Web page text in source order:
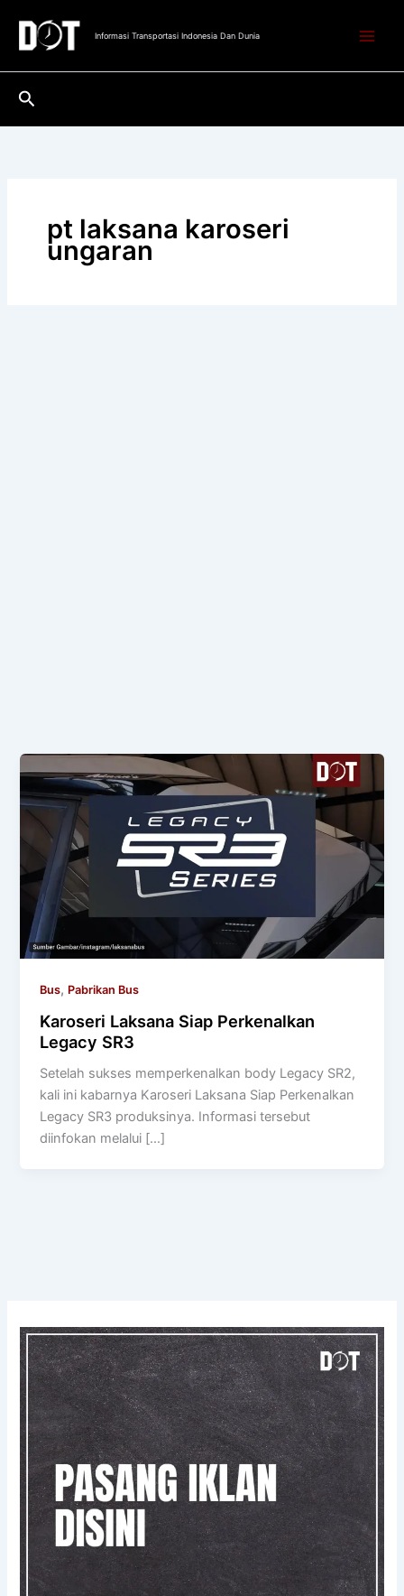
konten
Informasi Transportasi Indonesia Dan Dunia
Cari
pt laksana karoseri
ungaran
Bus, Pabrikan Bus
Karoseri Laksana Siap Perkenalkan
Legacy SR3
Setelah sukses memperkenalkan body Legacy SR2,
kali ini kabarnya Karoseri Laksana Siap Perkenalkan
Legacy SR3 produksinya. Informasi tersebut
diinfokan melalui […]